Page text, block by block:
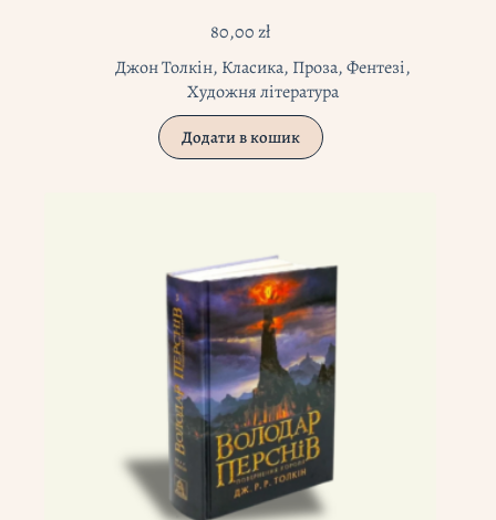
80,00zł
Джон Толкін, Класика, Проза,Фентезі,
Художня література
Додати в кошик